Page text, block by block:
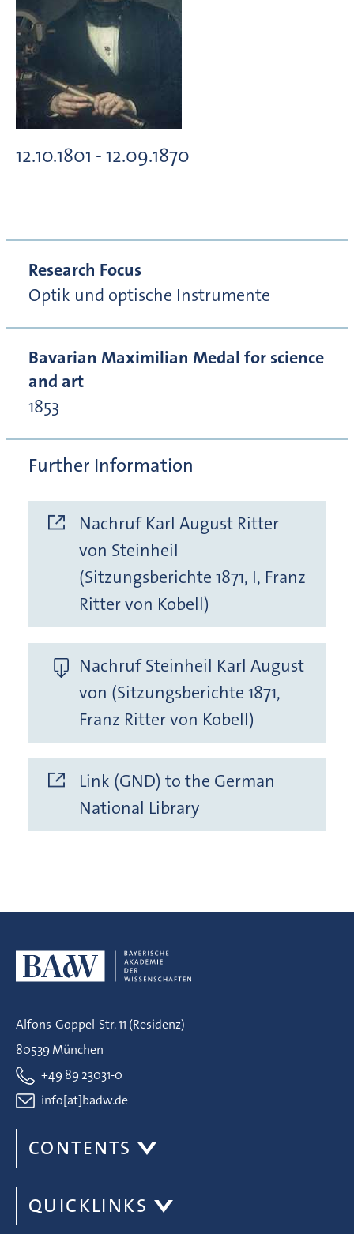
12.10.1801 - 12.09.1870
Research Focus
Optik und optische Instrumente
Bavarian Maximilian Medal for science
and art
1853
Further Information
Nachruf Karl August Ritter
von Steinheil
(Sitzungsberichte 1871, I, Franz
Ritter von Kobell)
Nachruf Steinheil Karl August
von (Sitzungsberichte 1871,
Franz Ritter von Kobell)
Link (GND) to the German
National Library
Alfons-Goppel-Str. 11 (Residenz)
80539 München
+49 89 23031-0
info[at]badw.de
CONTENTS
QUICKLINKS